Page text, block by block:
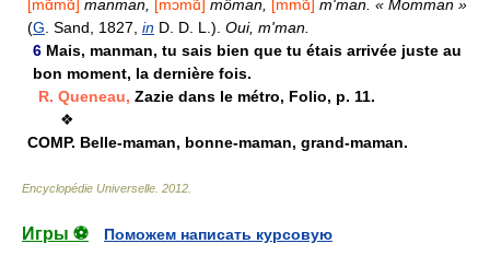
[mɑ̃mɑ̃] manman, [mɔmɑ̃] môman, [mmɑ̃] m'man. « Momman »
(G . Sand, 1827, in D. D. L.). Oui, m'man.
6 Mais, manman, tu sais bien que tu étais arrivée juste au
bon moment, la dernière fois.
R. Queneau, Zazie dans le métro, Folio, p. 11.
❖
COMP. Belle-maman, bonne-maman, grand-maman.
Encyclopédie Universelle 2012
Игры ⚽
Поможем написать курсовую